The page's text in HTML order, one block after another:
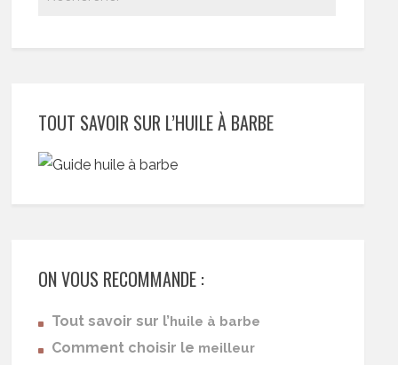
TOUT SAVOIR SUR L’HUILE À BARBE
ON VOUS RECOMMANDE :
Tout savoir sur l’huile à barbe
Comment choisir le meilleur